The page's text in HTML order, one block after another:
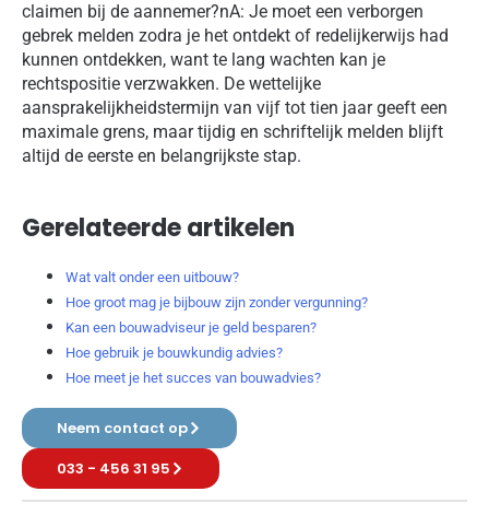
claimen bij de aannemer?nA: Je moet een verborgen
gebrek melden zodra je het ontdekt of redelijkerwijs had
kunnen ontdekken, want te lang wachten kan je
rechtspositie verzwakken. De wettelijke
aansprakelijkheidstermijn van vijf tot tien jaar geeft een
maximale grens, maar tijdig en schriftelijk melden blijft
altijd de eerste en belangrijkste stap.
Gerelateerde artikelen
Wat valt onder een uitbouw?
Hoe groot mag je bijbouw zijn zonder vergunning?
Kan een bouwadviseur je geld besparen?
Hoe gebruik je bouwkundig advies?
Hoe meet je het succes van bouwadvies?
Neem contact op
033 - 456 31 95